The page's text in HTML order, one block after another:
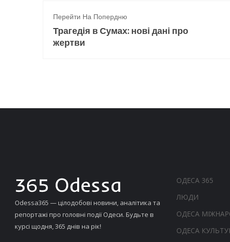
Перейти На Попердню
Трагедія в Сумах: нові дані про
жертви
Odessa365 — цілодобові новини, аналітика та
репортажі про головні події Одеси. Будьте в
курсі щодня, 365 днів на рік!
ОДЕСА 365
ЛЮДИ
ОДЕСА
ОДЕСА